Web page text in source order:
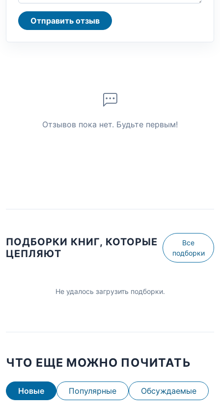
Отправить отзыв
Отзывов пока нет. Будьте первым!
ПОДБОРКИ КНИГ, КОТОРЫЕ
ЦЕПЛЯЮТ
Все
подборки
Не удалось загрузить подборки.
ЧТО ЕЩЕ МОЖНО ПОЧИТАТЬ
Новые Популярные Обсуждаемые